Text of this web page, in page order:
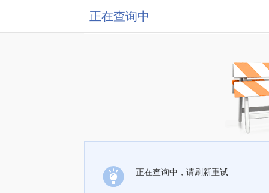
正在查询中
正在查询中，请刷新重试